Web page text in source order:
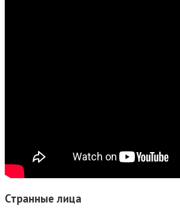
Странные лица